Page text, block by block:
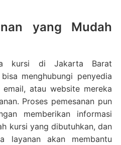
yang Mudah
kursi di Jakarta Barat
menghubungi penyedia
atau website mereka
Proses pemesanan pun
memberikan informasi
kursi yang dibutuhkan, dan
layanan akan membantu